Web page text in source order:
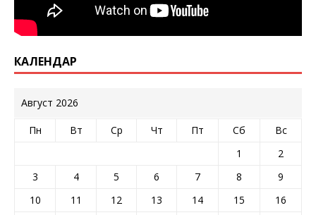
КАЛЕНДАР
Август 2026
Пн Вт Ср Чт Пт Сб
Вс
1
2
3
4 5 6 7 8
9
10
11 12 13 14 15
16